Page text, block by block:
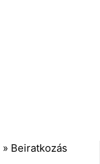
» Beiratkozás